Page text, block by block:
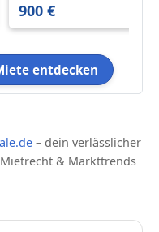
Gäste-WC in der
900 €
entdecken
– dein verlässlicher
& Markttrends